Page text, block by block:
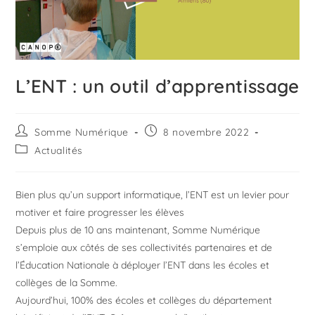
L’ENT : un outil d’apprentissage
Somme Numérique
8 novembre 2022
Actualités
Bien plus qu’un support informatique, l’ENT est un levier pour
motiver et faire progresser les élèves
Depuis plus de 10 ans maintenant, Somme Numérique
s’emploie aux côtés de ses collectivités partenaires et de
l’Éducation Nationale à déployer l’ENT dans les écoles et
collèges de la Somme.
Aujourd’hui, 100% des écoles et collèges du département